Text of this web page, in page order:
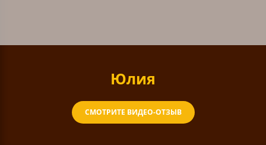
Юлия
СМОТРИТЕ ВИДЕО-ОТЗЫВ